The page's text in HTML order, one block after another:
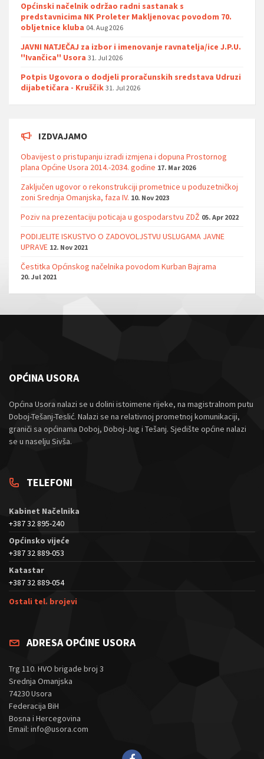
Općinski načelnik održao radni sastanak s
predstavnicima NK Proleter Makljenovac povodom 70.
obljetnice kluba 04. Aug 2026
JAVNI NATJEČAJ za izbor i imenovanje ravnatelja/ice J.P.U.
''Ivančica'' Usora 31. Jul 2026
Potpis Ugovora o dodjeli proračunskih sredstava Udruzi
dijabetičara - Kruščik 31. Jul 2026
IZDVAJAMO
Obavijest o pristupanju izradi izmjena i dopuna Prostornog
plana Općine Usora 2014.-2034. godine 17. Mar 2026
Zaključen ugovor o rekonstrukciji prometnice u poduzetničkoj
zoni Srednja Omanjska, faza IV. 10. Nov 2023
Poziv na prezentaciju poticaja u gospodarstvu ZDŽ 05. Apr 2022
PODIJELITE ISKUSTVO O ZADOVOLJSTVU USLUGAMA JAVNE
UPRAVE 12. Nov 2021
Čestitka Općinskog načelnika povodom Kurban Bajrama
20. Jul 2021
OPĆINA USORA
Općina Usora nalazi se u dolini istoimene rijeke, na magistralnom putu
Doboj-Tešanj-Teslić. Nalazi se na relativnoj prometnoj komunikaciji,
graniči sa općinama Doboj, Doboj-Jug i Tešanj. Sjedište općine nalazi
se u naselju Sivša.
TELEFONI
Kabinet Načelnika
+387 32 895-240
Općinsko vijeće
+387 32 889-053
Katastar
+387 32 889-054
Ostali tel. brojevi
ADRESA OPĆINE USORA
Trg 110. HVO brigade broj 3
Srednja Omanjska
74230 Usora
Federacija BiH
Bosna i Hercegovina
Email: info@usora.com